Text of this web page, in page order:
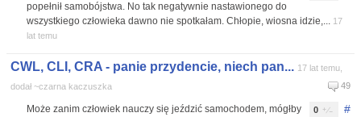
popełnił samobójstwa. No tak negatywnie nastawionego do
wszystkiego człowieka dawno nie spotkałam. Chłopie, wiosna idzie,... 17
lat temu
CWL, CLI, CRA - panie przydencie, niech pan... 17 lat temu,
dodał ~czarna kaczuszka
49
#
0
Może zanim człowiek nauczy się jeździć samochodem, mógłby